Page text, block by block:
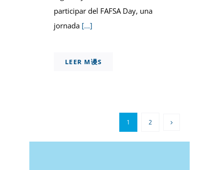
participar del FAFSA Day, una
jornada[...]
LEER M谩S
1 2